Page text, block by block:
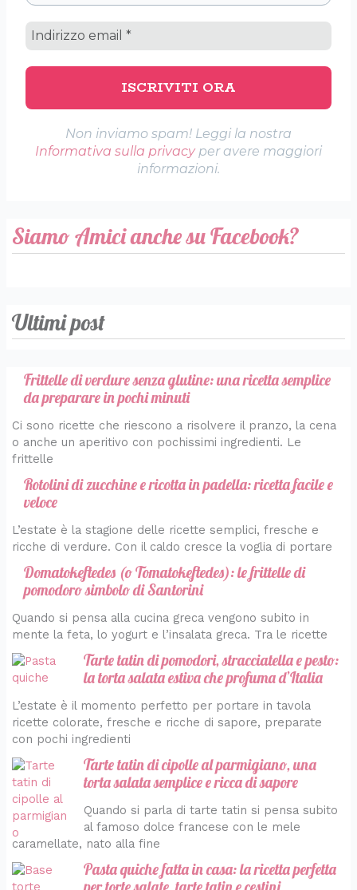
Non inviamo spam! Leggi la nostra
Informativa sulla privacyper avere maggiori
informazioni.
Siamo Amici anche su Facebook?
Ultimi post
Frittelle di verdure senza glutine: una ricetta semplice
da preparare in pochi minuti
Ci sono ricette che riescono a risolvere il pranzo, la cena
o anche un aperitivo con pochissimi ingredienti. Le
frittelle
Rotolini di zucchine e ricotta in padella: ricetta facile e
veloce
L’estate è la stagione delle ricette semplici, fresche e
ricche di verdure. Con il caldo cresce la voglia di portare
Domatokeftedes (o Tomatokeftedes): le frittelle di
pomodoro simbolo di Santorini
Quando si pensa alla cucina greca vengono subito in
mente la feta, lo yogurt e l’insalata greca. Tra le ricette
Tarte tatin di pomodori, stracciatella e pesto:
la torta salata estiva che profuma d’Italia
L’estate è il momento perfetto per portare in tavola
ricette colorate, fresche e ricche di sapore, preparate
con pochi ingredienti
Tarte tatin di cipolle al parmigiano, una
torta salata semplice e ricca di sapore
Quando si parla di tarte tatin si pensa subito
al famoso dolce francese con le mele
caramellate, nato alla fine
Pasta quiche fatta in casa: la ricetta perfetta